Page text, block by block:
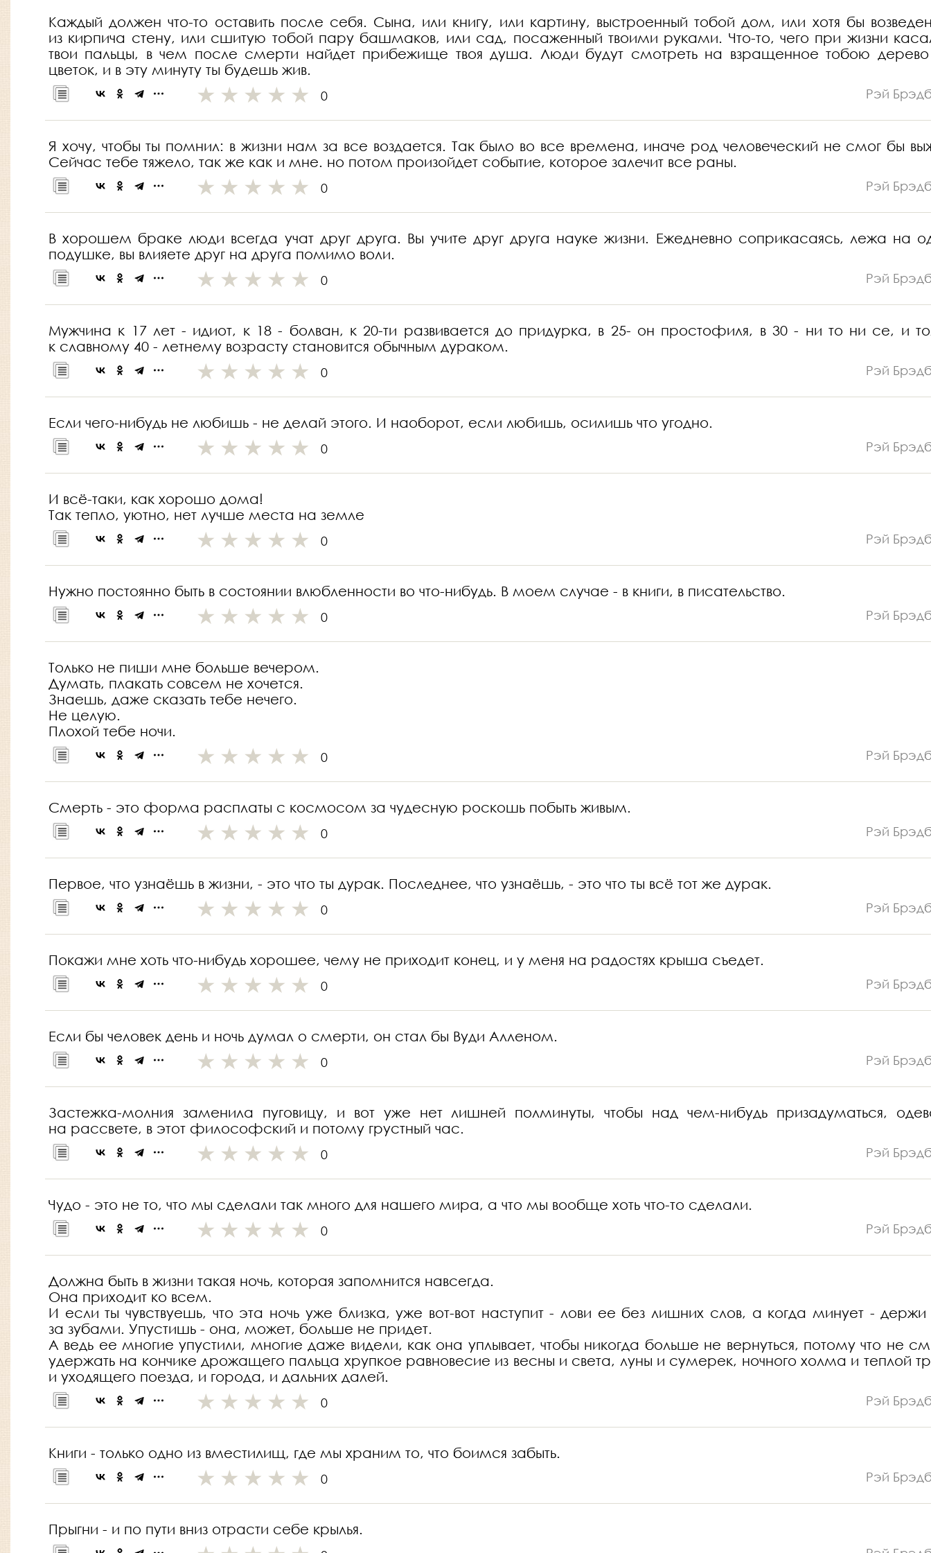
Каждый должен что-то оставить после себя. Сына, или книгу, или картину, выстроенный тобой дом, или хотя бы
из кирпича стену, или сшитую тобой пару башмаков, или сад, посаженный твоими руками. Что-то, чего при жизни
твои пальцы, в чем после смерти найдет прибежище твоя душа. Люди будут смотреть на взращенное тобою
цветок, и в эту минуту ты будешь жив.
0 Рэй
Я хочу, чтобы ты помнил: в жизни нам за все воздается. Так было во все времена, иначе род человеческий не смог бы
Сейчас тебе тяжело, так же как и мне. но потом произойдет событие, которое залечит все раны.
0 Рэй
В хорошем браке люди всегда учат друг друга. Вы учите друг друга науке жизни. Ежедневно соприкасаясь, лежа на
подушке, вы влияете друг на друга помимо воли.
0 Рэй
Мужчина к 17 лет - идиот, к 18 - болван, к 20-ти развивается до придурка, в 25- он простофиля, в 30 - ни то ни се, и
к славному 40 - летнему возрасту становится обычным дураком.
0 Рэй
Если чего-нибудь не любишь - не делай этого. И наоборот, если любишь, осилишь что угодно.
0 Рэй
И всё-таки, как хорошо дома!
Так тепло, уютно, нет лучше места на земле
0 Рэй
Нужно постоянно быть в состоянии влюбленности во что-нибудь. В моем случае - в книги, в писательство.
0 Рэй
Только не пиши мне больше вечером.
Думать, плакать совсем не хочется.
Знаешь, даже сказать тебе нечего.
Не целую.
Плохой тебе ночи.
0 Рэй
Смерть - это форма расплаты с космосом за чудесную роскошь побыть живым.
0 Рэй
Первое, что узнаёшь в жизни, - это что ты дурак. Последнее, что узнаёшь, - это что ты всё тот же дурак.
0 Рэй
Покажи мне хоть что-нибудь хорошее, чему не приходит конец, и у меня на радостях крыша съедет.
0 Рэй
Если бы человек день и ночь думал о смерти, он стал бы Вуди Алленом.
0 Рэй
Застежка-молния заменила пуговицу, и вот уже нет лишней полминуты, чтобы над чем-нибудь призадуматься,
на рассвете, в этот философский и потому грустный час.
0 Рэй
Чудо - это не то, что мы сделали так много для нашего мира, а что мы вообще хоть что-то сделали.
0 Рэй
Должна быть в жизни такая ночь, которая запомнится навсегда.
Она приходит ко всем.
И если ты чувствуешь, что эта ночь уже близка, уже вот-вот наступит - лови ее без лишних слов, а когда минует - держи
за зубами. Упустишь - она, может, больше не придет.
А ведь ее многие упустили, многие даже видели, как она уплывает, чтобы никогда больше не вернуться, потому что не
удержать на кончике дрожащего пальца хрупкое равновесие из весны и света, луны и сумерек, ночного холма и теплой
и уходящего поезда, и города, и дальних далей.
0 Рэй
Книги - только одно из вместилищ, где мы храним то, что боимся забыть.
0 Рэй
Прыгни - и по пути вниз отрасти себе крылья.